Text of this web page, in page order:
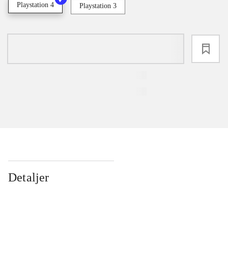
Playstation 4 Playstation 3
Detaljer